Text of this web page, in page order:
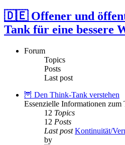
🇩🇪 Offener und
Tank für eine bessere
Forum
Topics
Posts
Last post
🦉 Den Think-Tank verstehen
Essenzielle Informationen zum
12 Topics
12 Posts
Last post Kontinuität/
by